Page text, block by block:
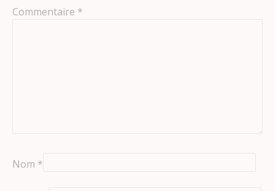
Commentaire *
Nom *